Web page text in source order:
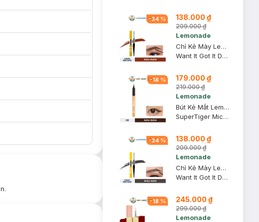
đại đa số chị em chúng
-34 % 138.000 ₫
209.000 ₫
Lemonade
Chì Kẻ Mày Lemonade 2 Đầu Màu Nâu Đậm 2g+2ml
Want It Got It Dual Eyebrow #Dark Brown
-18 % 179.000 ₫
219.000 ₫
Lemonade
Bút Kẻ Mắt Lemonade Siêu Mảnh 02 Brown Nâu Đậm 1g
SuperTiger Micro Eyeliner
-34 % 138.000 ₫
209.000 ₫
Lemonade
Chì Kẻ Mày Lemonade 2 Đầu Màu Nâu Xám 2g+2ml
Want It Got It Dual Eyebrow #Gray Brown
-18 % 245.000 ₫
299.000 ₫
Lemonade